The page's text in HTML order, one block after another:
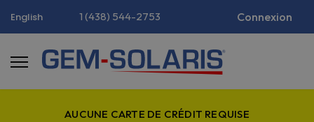
English 1 (438) 544-2753 Connexion
AUCUNE CARTE DE CRÉDIT REQUISE